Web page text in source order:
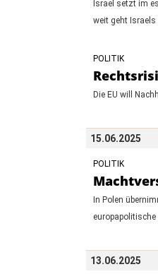
Israel setzt im
weit geht Israels
POLITIK
Die EU will
15.06.2025
POLITIK
In Polen
13.06.2025